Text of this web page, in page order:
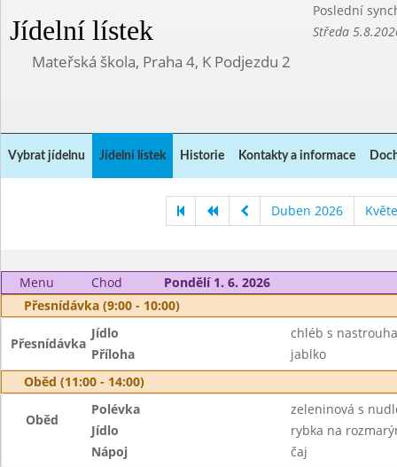
Jídelní lístek
Poslední
Středa
Mateřská škola, Praha 4, K Podjezdu 2
Vybrat jídelnu Jídelní lístek Historie Kontakty a informace
Duben 2026
Menu Chod
Pondělí 1. 6. 2026
Přesnídávka (9:00 - 10:00)
Přesnídávka
Jídlo
chléb s
Příloha
jablko
Oběd (11:00 - 14:00)
Oběd
Polévka
zeleninová s
Jídlo
rybka na
Nápoj
čaj